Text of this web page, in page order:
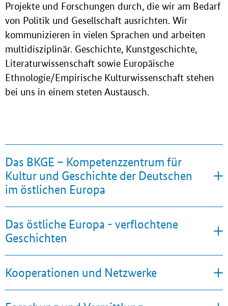
Projekte und Forschungen durch, die wir am Bedarf
von Politik und Gesellschaft ausrichten. Wir
kommunizieren in vielen Sprachen und arbeiten
multidisziplinär. Geschichte, Kunstgeschichte,
Literaturwissenschaft sowie Europäische
Ethnologie/Empirische Kulturwissenschaft stehen
bei uns in einem steten Austausch.
Das BKGE – Kompetenzzentrum für
Kultur und Geschichte der Deutschen
im östlichen Europa
Das östliche Europa - verflochtene
Geschichten
Kooperationen und Netzwerke